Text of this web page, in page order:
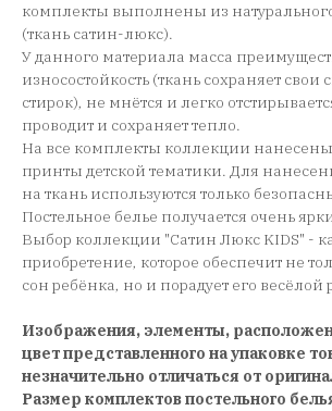
комплекты выполнены из
(ткань сатин-люкс).
У данного материала масса
износостойкость (ткань сохраняет свои
стирок), не мнётся и легко
проводит и сохраняет тепло.
На все комплекты коллекции
принты детской тематики. Для
на ткань используются только
Постельное белье получается очень
Выбор коллекции "Сатин Люкс KIDS" -
приобретение, которое обеспечит не
сон ребёнка, но и порадует его весёлой
Изображения, элементы,
цвет представленного на упаковке
незначительно отличаться от
Размер комплектов постельного